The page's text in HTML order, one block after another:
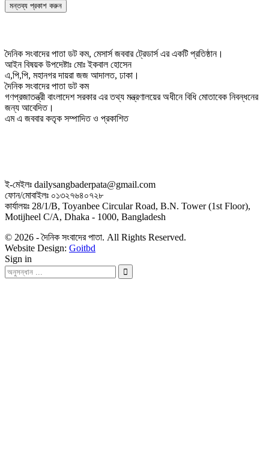
দৈনিক সংবাদের পাতা ডট কম, মেসার্স জববার ট্রেডার্স এর একটি প্রতিষ্ঠান।
আইন বিষয়ক উপদেষ্টাঃ মোঃ ইকবাল হোসেন
এ,পি,পি, মহানগর দায়রা জজ আদালত, ঢাকা।
দৈনিক সংবাদের পাতা ডট কম
গণপ্রজাতন্ত্রী বাংলাদেশ সরকার এর তথ্য মন্ত্রণালয়ের অধীনে বিধি মোতাবেক নিবন্ধনের
জন্য আবেদিত।
এম এ জববার কতৃক সম্পাদিত ও প্রকাশিত
ই-মেইলঃ dailysangbaderpata@gmail.com
ফোন/মোবাইলঃ ০১৩২৭৬৪০৭২৮
কার্যালয়ঃ 28/1/B, Toyanbee Circular Road, B.N. Tower (1st Floor),
Motijheel C/A, Dhaka - 1000, Bangladesh
© 2026 - দৈনিক সংবাদের পাতা. All Rights Reserved.
Website Design: Goitbd
Sign in